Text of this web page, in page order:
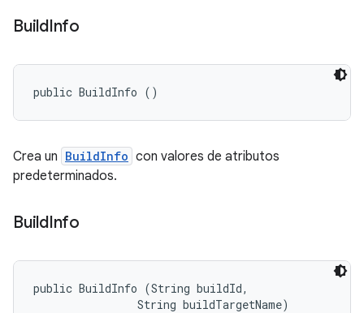
BuildInfo
public BuildInfo ()
Crea un BuildInfo con valores de atributos
predeterminados.
BuildInfo
public BuildInfo (String buildId,
                String buildTargetName)